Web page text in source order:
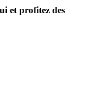
et profitez des